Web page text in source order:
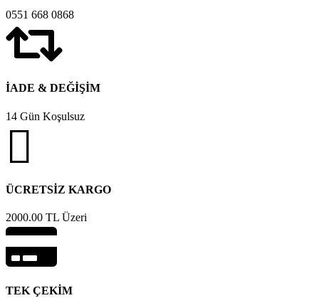
0551 668 0868
İADE & DEĞİŞİM
14 Gün Koşulsuz
ÜCRETSİZ KARGO
2000.00 TL Üzeri
TEK ÇEKİM